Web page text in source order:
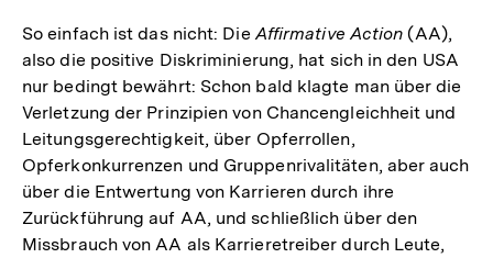
So einfach ist das nicht: Die Affirmative Action (AA),
also die positive Diskriminierung, hat sich in den USA
nur bedingt bewährt: Schon bald klagte man über die
Verletzung der Prinzipien von Chancengleichheit und
Leitungsgerechtigkeit, über Opferrollen,
Opferkonkurrenzen und Gruppenrivalitäten, aber auch
über die Entwertung von Karrieren durch ihre
Zurückführung auf AA, und schließlich über den
Missbrauch von AA als Karrieretreiber durch Leute,